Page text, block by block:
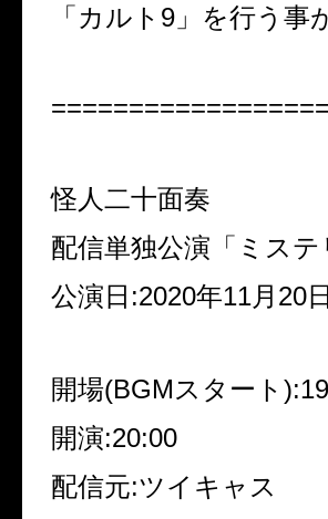
「カルト9」を行う事
怪人二十面奏
配信単独公演「ミス
公演日:2020年11月20
開場(BGMスタート
開演:20:00
配信元:ツイキャス